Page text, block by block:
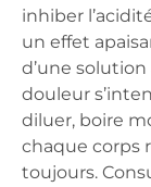
inhiber
un effet
d’une
douleur
diluer, boire
chaque corps
toujours.